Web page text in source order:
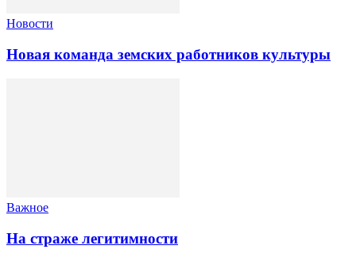
Новости
Новая команда земских работников культуры
Важное
На страже легитимности